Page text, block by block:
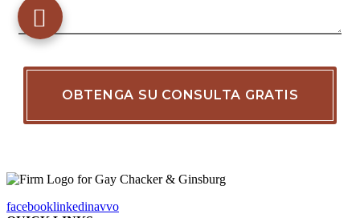
facebooklinkedinavvo